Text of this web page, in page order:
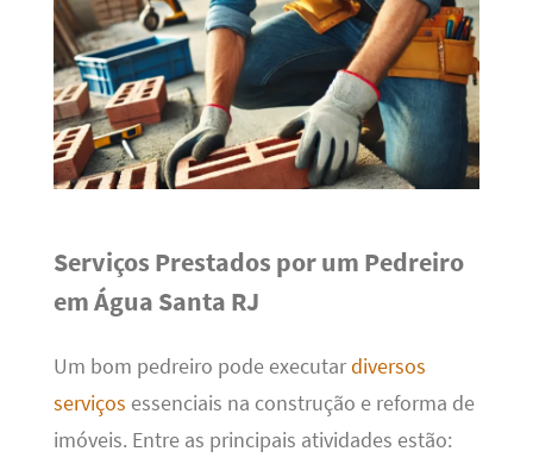
Serviços Prestados por um Pedreiro
em Água Santa RJ
Um bom pedreiro pode executardiversos
serviços essenciais na construção e reforma de
imóveis. Entre as principais atividades estão: